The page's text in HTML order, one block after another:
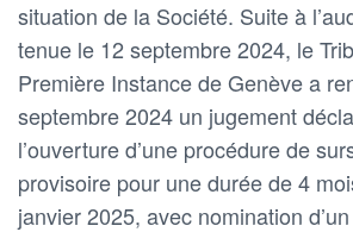
situation de la Société. Suite à
tenue le 12 septembre 2024, le
Première Instance de Genève a
septembre 2024 un jugement
l’ouverture d’une procédure de
provisoire pour une durée de 4
janvier 2025, avec nomination